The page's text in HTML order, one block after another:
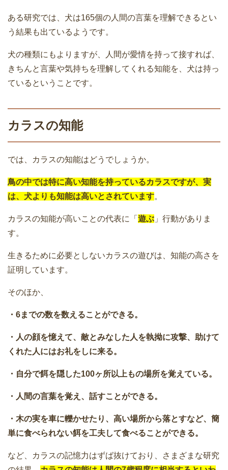
ある研究では、犬は165個の人間の言葉を理解できるとい
う結果も出ているようです。
犬の種類にもよりますが、人間が愛情を持って接すれば、
きちんと言葉や気持ちを理解してくれる知能を、犬は持っ
ているということです。
カラスの知能
では、カラスの知能はどうでしょうか。
鳥の中では特に高い知能を持っているカラスですが、実
は、犬よりも知能は高いとされています。
カラスの知能が高いことの代表に「 遊ぶ 」行動がありま
す。
生きるために必要としないカラスの遊びは、知能の高さを
証明しています。
そのほか、
・6までの数を数えることができる。
・人の顔を憶えて、敵とみなした人を執拗に攻撃、助けて
くれた人にはお礼をしに来る。
・自分で餌を隠した100ヶ所以上もの場所を覚えている。
・人間の言葉を覚え、話すことができる。
・木の実を車に轢かせたり、高い場所から落とすなど、簡
単に食べられない餌を工夫して食べることができる。
など、カラスの記憶力はずば抜けており、さまざまな研究